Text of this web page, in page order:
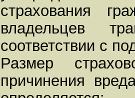
страхования
владельцев
соответствии с
Размер
причинения